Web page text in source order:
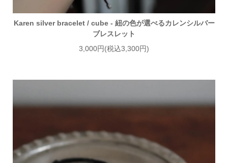
Karen silver bracelet / cube - 紐の色が選べるカレンシルバー
ブレスレット
3,000円(税込3,300円)